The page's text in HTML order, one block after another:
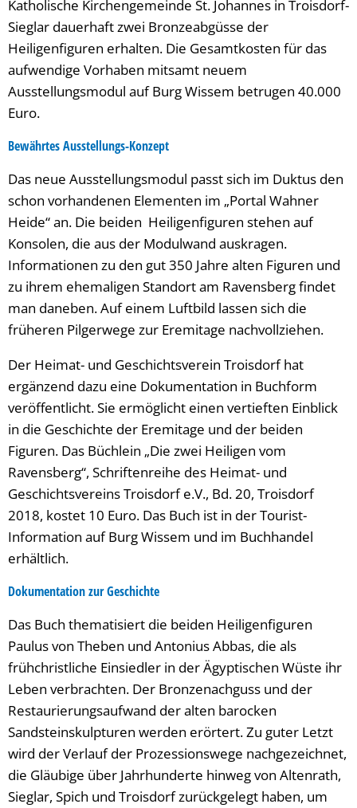
Katholische Kirchengemeinde St. Johannes in Troisdorf-
Sieglar dauerhaft zwei Bronzeabgüsse der
Heiligenfiguren erhalten. Die Gesamtkosten für das
aufwendige Vorhaben mitsamt neuem
Ausstellungsmodul auf Burg Wissem betrugen 40.000
Euro.
Bewährtes Ausstellungs-Konzept
Das neue Ausstellungsmodul passt sich im Duktus den
schon vorhandenen Elementen im „Portal Wahner
Heide“ an. Die beiden Heiligenfiguren stehen auf
Konsolen, die aus der Modulwand auskragen.
Informationen zu den gut 350 Jahre alten Figuren und
zu ihrem ehemaligen Standort am Ravensberg findet
man daneben. Auf einem Luftbild lassen sich die
früheren Pilgerwege zur Eremitage nachvollziehen.
Der Heimat- und Geschichtsverein Troisdorf hat
ergänzend dazu eine Dokumentation in Buchform
veröffentlicht. Sie ermöglicht einen vertieften Einblick
in die Geschichte der Eremitage und der beiden
Figuren. Das Büchlein „Die zwei Heiligen vom
Ravensberg“, Schriftenreihe des Heimat- und
Geschichtsvereins Troisdorf e.V., Bd. 20, Troisdorf
2018, kostet 10 Euro. Das Buch ist in der Tourist-
Information auf Burg Wissem und im Buchhandel
erhältlich.
Dokumentation zur Geschichte
Das Buch thematisiert die beiden Heiligenfiguren
Paulus von Theben und Antonius Abbas, die als
frühchristliche Einsiedler in der Ägyptischen Wüste ihr
Leben verbrachten. Der Bronzenachguss und der
Restaurierungsaufwand der alten barocken
Sandsteinskulpturen werden erörtert. Zu guter Letzt
wird der Verlauf der Prozessionswege nachgezeichnet,
die Gläubige über Jahrhunderte hinweg von Altenrath,
Sieglar, Spich und Troisdorf zurückgelegt haben, um